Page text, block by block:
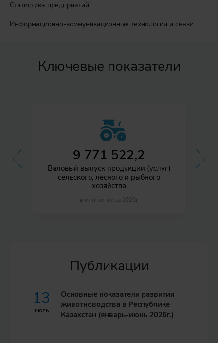
Статистика предприятий
Информационно-коммуникационные технологии и связи
Ключевые показатели
9 771 522,2
Валовый выпуск продукции (услуг)
сельского, лесного и рыбного
хозяйства
в млн. тенге за 2025г.
Публикации
13
июль
Основные показатели развития
животноводства в Республике
Казахстан (январь-июнь 2026г.)